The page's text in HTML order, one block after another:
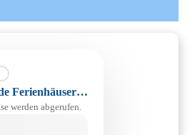
Ferienhäuser…
werden abgerufen.